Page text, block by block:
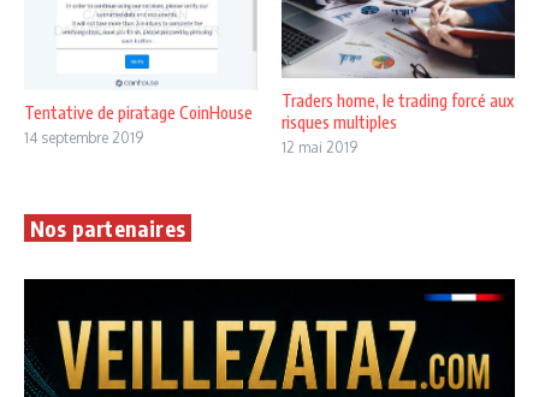
Tentative de piratage CoinHouse
14 septembre 2019
Traders home, le trading forcé aux
risques multiples
12 mai 2019
Nos partenaires